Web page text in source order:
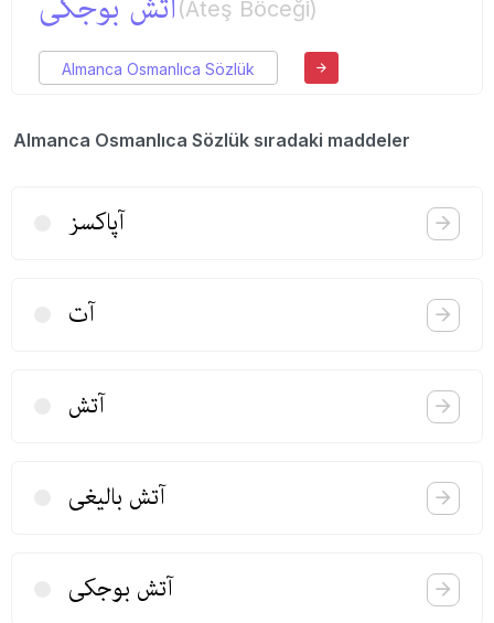
(Ateş Böceği)
Almanca Osmanlıca Sözlük
Almanca Osmanlıca Sözlük sıradaki maddeler
آپاكسز
آت
آتش
آتش بالیغی
آتش بوجكی